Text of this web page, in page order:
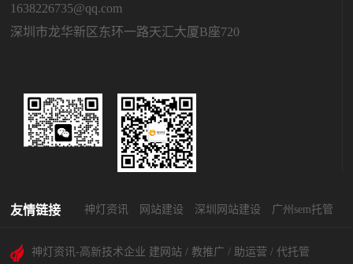
1638226735@qq.com
深圳市龙华新区东环一路天汇大厦B座720
友情链接 神灯资讯 网站建设 深圳网站建设 广州sem托管
神灯资讯-高新技术企业 建网站 / 教推广 / 助运营 / 代托管